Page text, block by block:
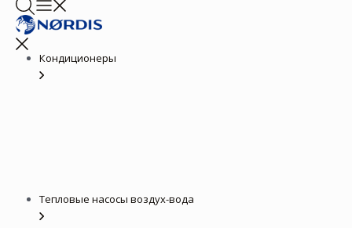
Кондиционеры
Тепловые насосы воздух-вода